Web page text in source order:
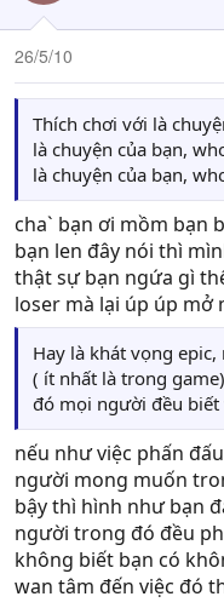
26/5/10
Thích chơi với là
là chuyện của bạn,
là chuyện của bạn,
cha` bạn ơi mồm bạn
bạn len đây nói thì
thật sự bạn ngứa gì
loser mà lại úp úp mở
Hay là khát vọng
( ít nhất là trong
đó mọi người đều biết
nếu như việc phấn
người mong muốn
bậy thì hình như bạn
người trong đó đều
không biết bạn có
wan tâm đến việc đó